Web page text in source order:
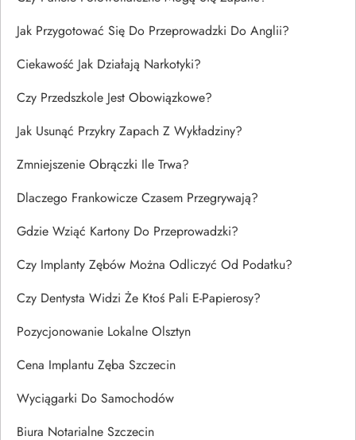
Jak Przygotować Się Do Przeprowadzki Do Anglii?
Ciekawość Jak Działają Narkotyki?
Czy Przedszkole Jest Obowiązkowe?
Jak Usunąć Przykry Zapach Z Wykładziny?
Zmniejszenie Obrączki Ile Trwa?
Dlaczego Frankowicze Czasem Przegrywają?
Gdzie Wziąć Kartony Do Przeprowadzki?
Czy Implanty Zębów Można Odliczyć Od Podatku?
Czy Dentysta Widzi Że Ktoś Pali E-Papierosy?
Pozycjonowanie Lokalne Olsztyn
Cena Implantu Zęba Szczecin
Wyciągarki Do Samochodów
Biura Notarialne Szczecin